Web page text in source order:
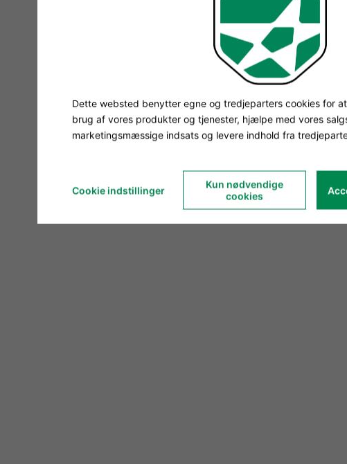
Dette websted benytter egne og tredjeparters cookies for
brug af vores produkter og tjenester, hjælpe med vores
marketingsmæssige indsats og levere indhold fra
Cookie indstillinger
Kun nødvendige
cookies